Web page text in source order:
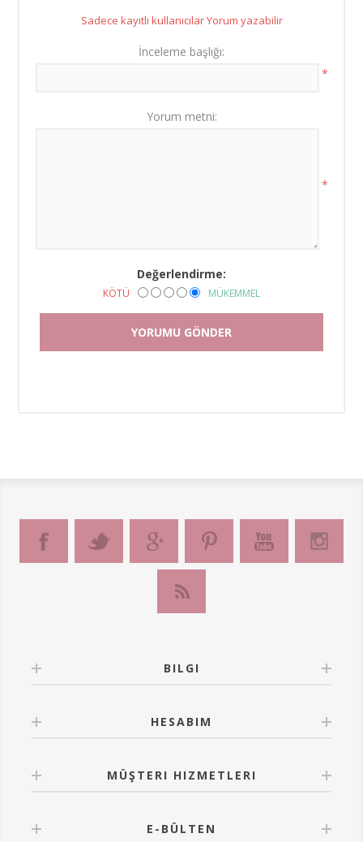
Sadece kayıtlı kullanıcılar Yorum yazabilir
İnceleme başlığı:
*
Yorum metni:
*
Değerlendirme:
KÖTÜ MÜKEMMEL
BILGI
HESABIM
MÜŞTERI HIZMETLERI
E-BÜLTEN